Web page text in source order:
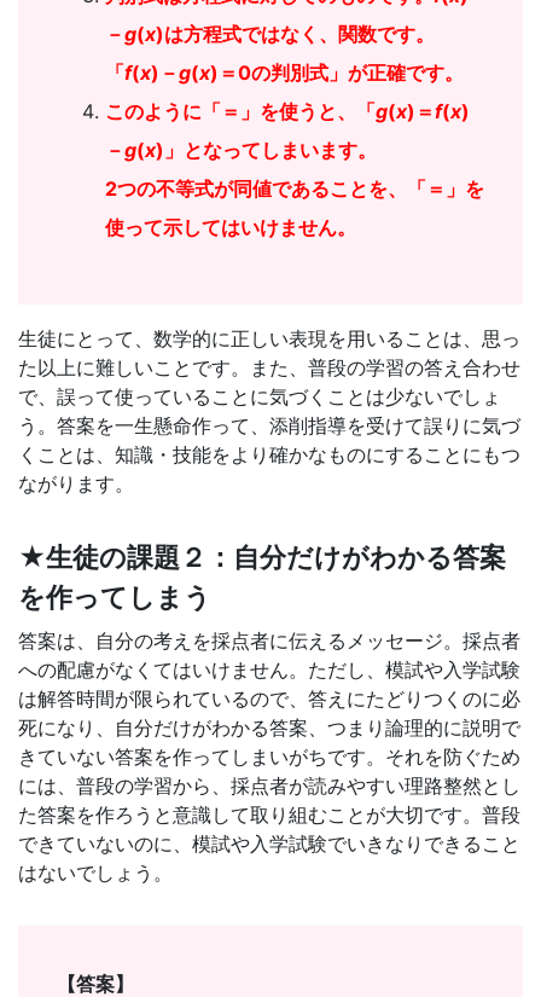
－g(x)は方程式ではなく、関数です。
「f(x)－g(x)＝0の判別式」が正確です。
このように「＝」を使うと、「g(x)＝f(x)
－g(x)」となってしまいます。
2つの不等式が同値であることを、「＝」を
使って示してはいけません。
生徒にとって、数学的に正しい表現を用いることは、思っ
た以上に難しいことです。また、普段の学習の答え合わせ
で、誤って使っていることに気づくことは少ないでしょ
う。答案を一生懸命作って、添削指導を受けて誤りに気づ
くことは、知識・技能をより確かなものにすることにもつ
ながります。
★生徒の課題２：自分だけがわかる答案
を作ってしまう
答案は、自分の考えを採点者に伝えるメッセージ。採点者
への配慮がなくてはいけません。ただし、模試や入学試験
は解答時間が限られているので、答えにたどりつくのに必
死になり、自分だけがわかる答案、つまり論理的に説明で
きていない答案を作ってしまいがちです。それを防ぐため
には、普段の学習から、採点者が読みやすい理路整然とし
た答案を作ろうと意識して取り組むことが大切です。普段
できていないのに、模試や入学試験でいきなりできること
はないでしょう。
【答案】